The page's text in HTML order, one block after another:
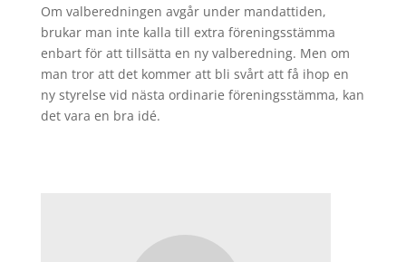
Om valberedningen avgår under mandattiden,
brukar man inte kalla till extra föreningsstämma
enbart för att tillsätta en ny valberedning. Men om
man tror att det kommer att bli svårt att få ihop en
ny styrelse vid nästa ordinarie föreningsstämma, kan
det vara en bra idé.